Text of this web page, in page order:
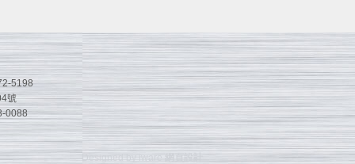
5198
號
0088
Designed by iware